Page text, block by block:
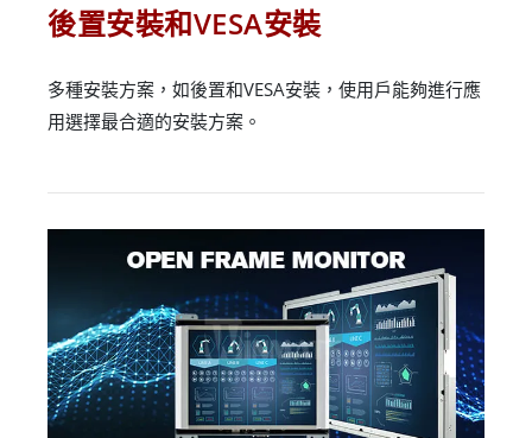
後置安裝和VESA安裝
多種安裝方案，如後置和VESA安裝，使用戶能夠進行應
用選擇最合適的安裝方案。